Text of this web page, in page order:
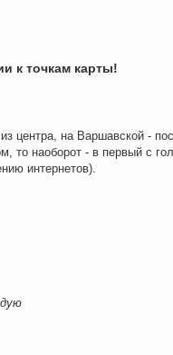
к точкам карты!
центра, на Варшавской -
то наоборот - в первый с
интернетов).